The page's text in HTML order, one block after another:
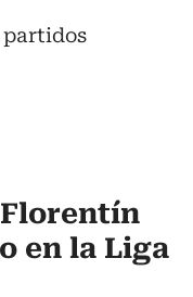
partidos
en la Liga